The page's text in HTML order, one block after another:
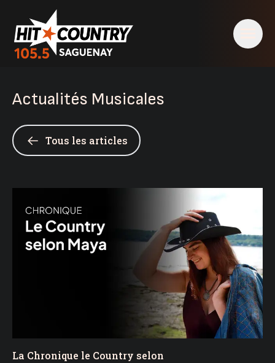
Actualités Musicales
Tous les articles
La Chronique le Country selon